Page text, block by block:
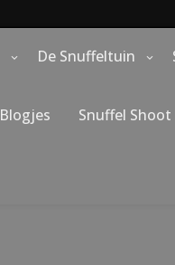
De Snuffeltuin
Blogjes Snuffel Shoot